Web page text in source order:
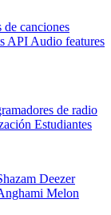
de canciones
API Audio features
de radio
Estudiantes
Deezer
Melon